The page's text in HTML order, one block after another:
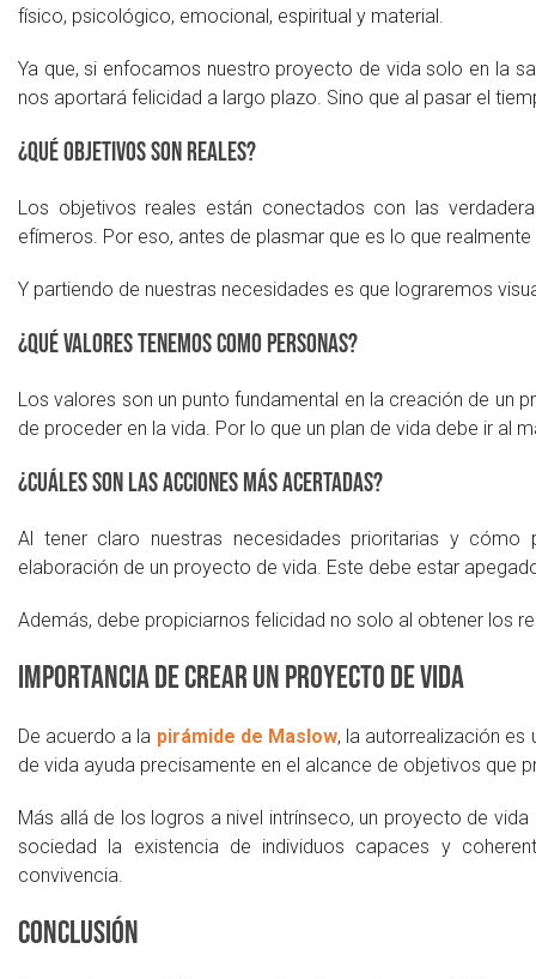
físico, psicológico, emocional, espiritual y material.
Ya que, si enfocamos nuestro proyecto de vida solo en la
nos aportará felicidad a largo plazo. Sino que al pasar el
¿Qué objetivos son reales?
Los objetivos reales están conectados con las
efímeros. Por eso, antes de plasmar que es lo que
Y partiendo de nuestras necesidades es que lograremos
¿Qué valores tenemos como personas?
Los valores son un punto fundamental en la creación de
de proceder en la vida. Por lo que un plan de vida debe ir al
¿Cuáles son las acciones más acertadas?
Al tener claro nuestras necesidades prioritarias y
elaboración de un proyecto de vida. Este debe estar
Además, debe propiciarnos felicidad no solo al obtener los
Importancia de crear un proyecto de vida
De acuerdo a la pirámide de Maslow, la autorrealización es
de vida ayuda precisamente en el alcance de objetivos que
Más allá de los logros a nivel intrínseco, un proyecto de
sociedad la existencia de individuos capaces y
convivencia.
Conclusión